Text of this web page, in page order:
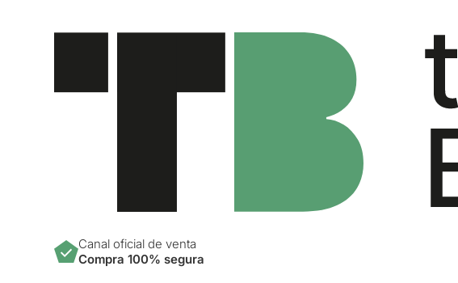
Canal oficial de venta
Compra 100% segura